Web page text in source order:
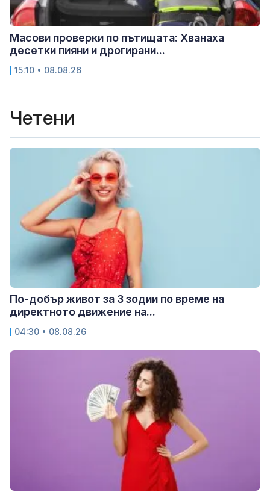
Масови проверки по пътищата: Хванаха
десетки пияни и дрогирани...
15:10 • 08.08.26
Четени
По-добър живот за 3 зодии по време на
директното движение на...
04:30 • 08.08.26